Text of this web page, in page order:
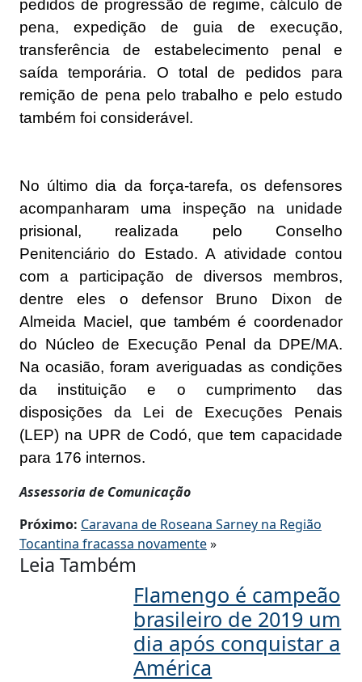
pedidos de progressão de regime, cálculo de
pena, expedição de guia de execução,
transferência de estabelecimento penal e
saída temporária. O total de pedidos para
remição de pena pelo trabalho e pelo estudo
também foi considerável.
No último dia da força-tarefa, os defensores
acompanharam uma inspeção na unidade
prisional, realizada pelo Conselho
Penitenciário do Estado. A atividade contou
com a participação de diversos membros,
dentre eles o defensor Bruno Dixon de
Almeida Maciel, que também é coordenador
do Núcleo de Execução Penal da DPE/MA.
Na ocasião, foram averiguadas as condições
da instituição e o cumprimento das
disposições da Lei de Execuções Penais
(LEP) na UPR de Codó, que tem capacidade
para 176 internos.
Assessoria de Comunicação
Próximo: Caravana de Roseana Sarney na Região
Tocantina fracassa novamente»
Leia Também
Flamengo é campeão
brasileiro de 2019 um
dia após conquistar a
América